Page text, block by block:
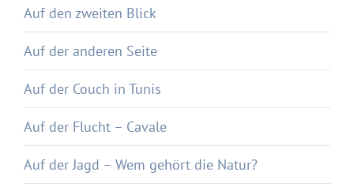
Auf den zweiten Blick
Auf der anderen Seite
Auf der Couch in Tunis
Auf der Flucht – Cavale
Auf der Jagd – Wem gehört die Natur?